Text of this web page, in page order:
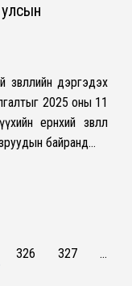
зөвлөлийн дэргэдэх
2025 оны 11
ерөнхий зөвлөл
байранд…
326 327
…